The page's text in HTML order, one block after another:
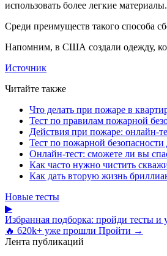
использовать более легкие материалы.
Среди преимуществ такого способа
Напомним, в США создали одежду,
Источник
Читайте также
Что делать при пожаре в
Тест по правилам пожарной
Действия при пожаре: онлайн-
Тест по пожарной безопасности
Онлайн-тест: сможете ли вы
Как часто нужно чистить
Как дать вторую жизнь
Новые тесты
▶
Избранная подборка: пройди тесты и
🔥 620k+ уже прошли Пройти →
Лента публикаций